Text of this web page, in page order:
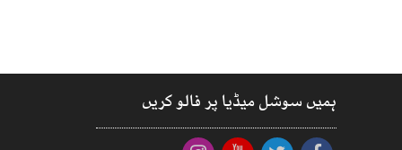
ہمیں سوشل میڈیا پر فالو کریں